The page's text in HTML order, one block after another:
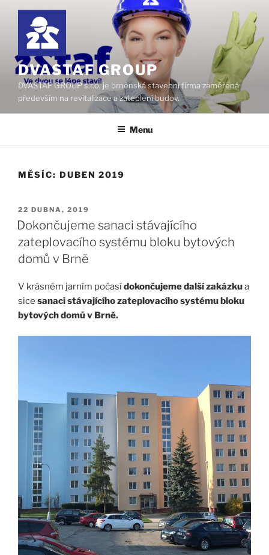
obsahu
DVASTAF GROUP
DVASTAF GROUP s.r.o. je brněnská stavební firma zaměřená
především na revitalizace a zateplení budov.
Menu
MĚSÍC: DUBEN 2019
PUBLIKOVÁNO
22 DUBNA, 2019
Dokončujeme sanaci stávajícího
zateplovacího systému bloku bytových
domů v Brně
V krásném jarním počasídokončujeme další zakázkua
sice sanaci stávajícího zateplovacího systému bloku
bytových domů v Brně.